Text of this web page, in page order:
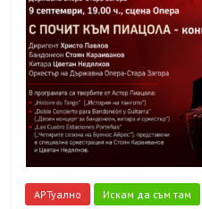
АРТуално Искам да съм там